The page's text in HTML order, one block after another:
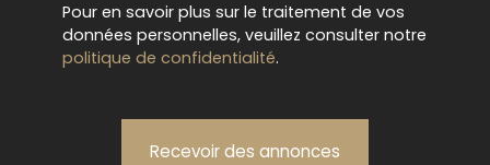
Pour en savoir plus sur le traitement de vos
données personnelles, veuillez consulter notre
politique de confidentialité.
Recevoir des annonces